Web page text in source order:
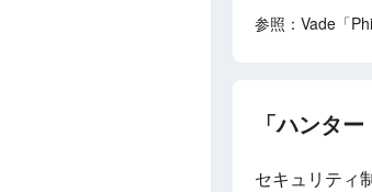
参照：Vade「
「ハンタ
セキュリティ